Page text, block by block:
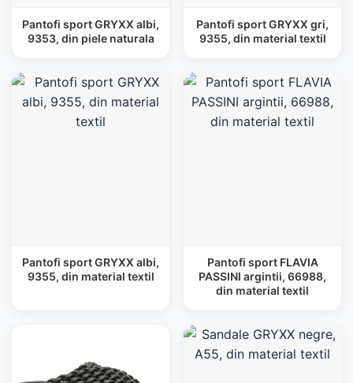
Pantofi sport GRYXX albi,
9353, din piele naturala
Pantofi sport GRYXX gri,
9355, din material textil
Pantofi sport GRYXX albi,
9355, din material textil
Pantofi sport FLAVIA
PASSINI argintii, 66988,
din material textil